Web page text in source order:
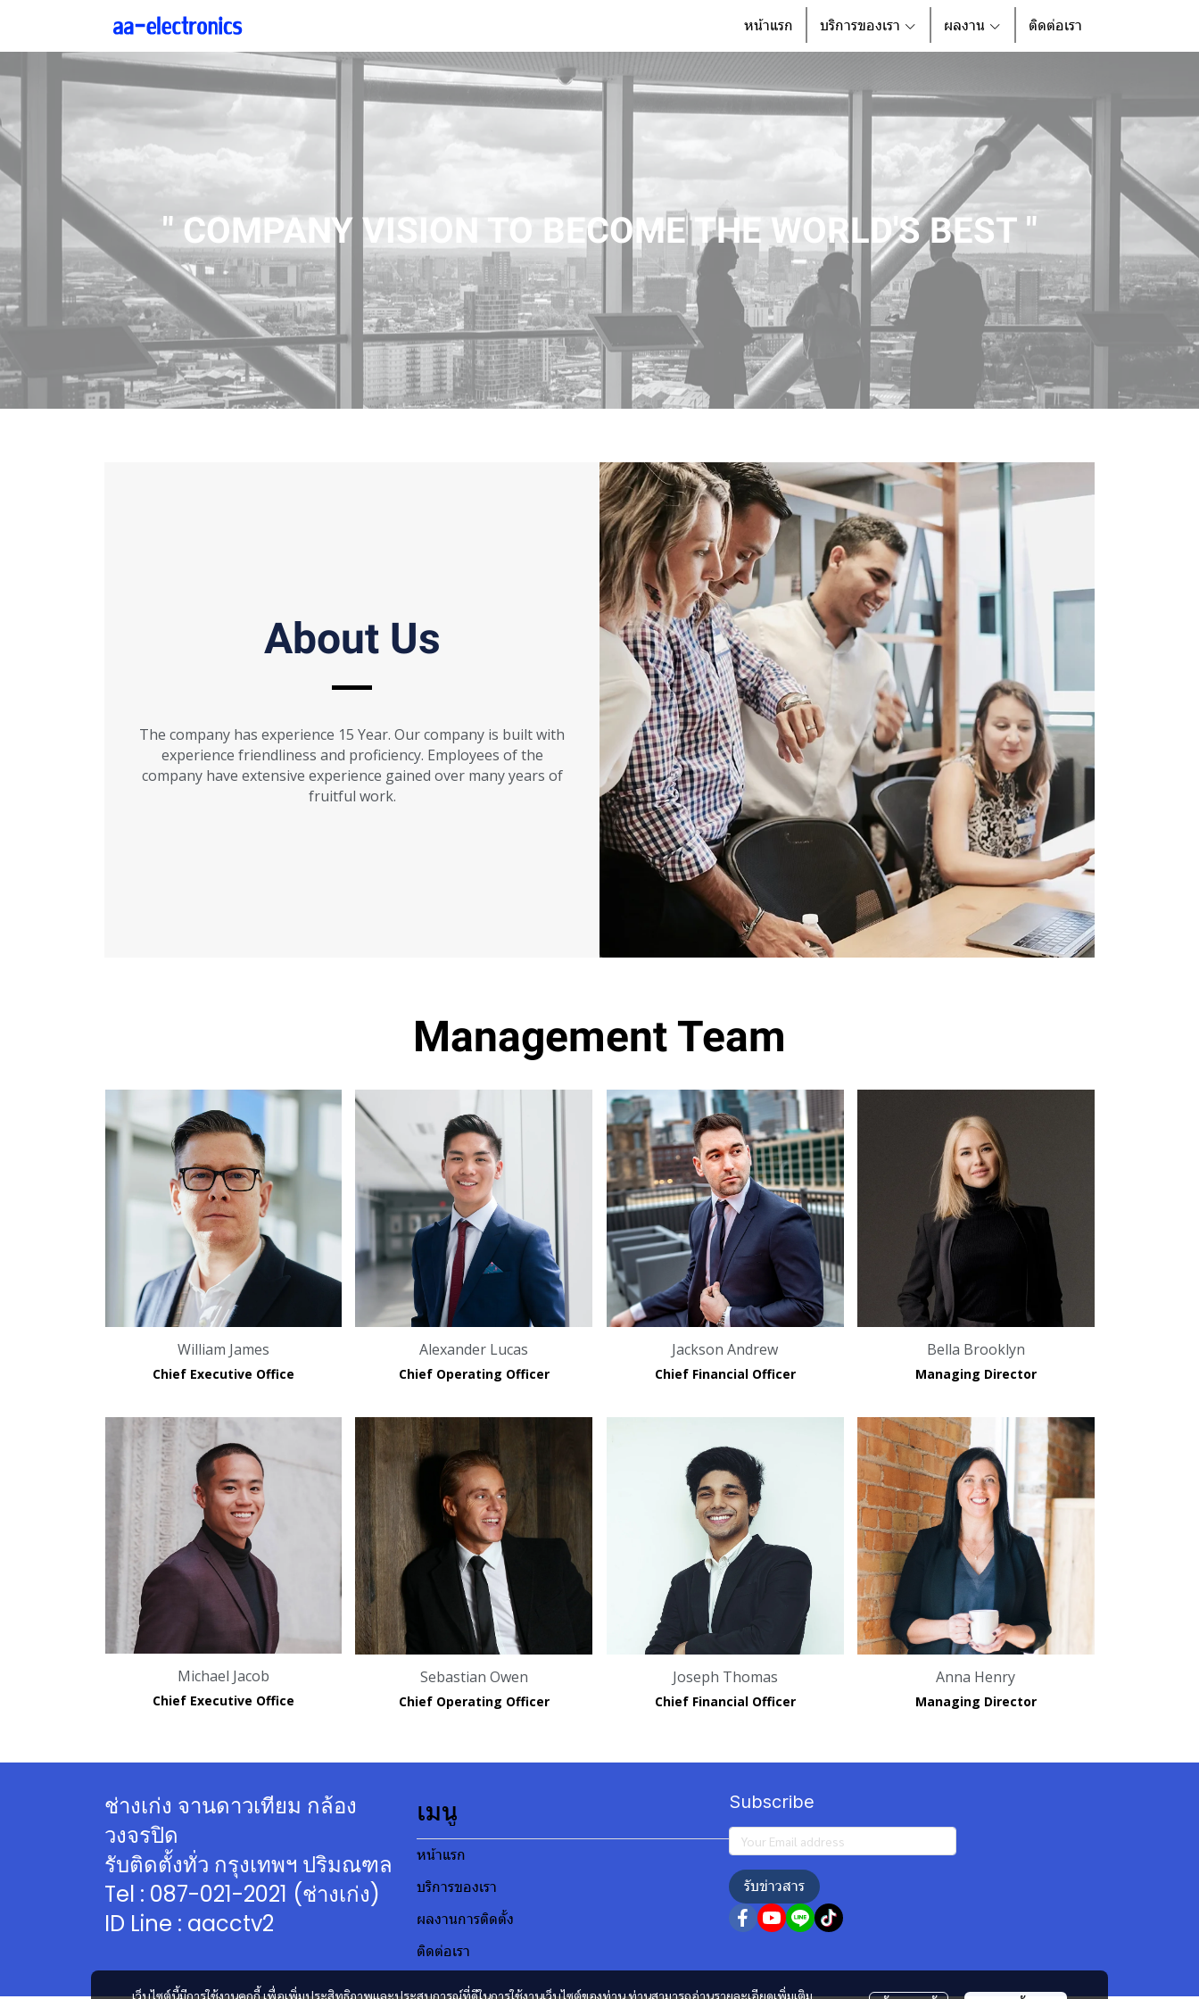
หน้าแรก บริการของเรา ผลงาน ติดต่อเรา
" COMPANY VISION TO BECOME THE WORLD'S BEST "
About Us
The company has experience 15 Year. Our company is built with
experience friendliness and proficiency. Employees of the
company have extensive experience gained over many years of
fruitful work.
Management Team
William James
Chief Executive Office
Alexander Lucas
Chief Operating Officer
Jackson Andrew
Chief Financial Officer
Bella Brooklyn
Managing Director
Michael Jacob
Chief Executive Office
Sebastian Owen
Chief Operating Officer
Joseph Thomas
Chief Financial Officer
Anna Henry
Managing Director
เว็บไซต์นี้มีการใช้งานคุกกี้ เพื่อเพิ่มประสิทธิภาพและประสบการณ์ที่ดีในการใช้งานเว็บไซต์ของท่าน ท่านสามารถอ่านรายละเอียดเพิ่มเติม
ช่างเก่ง จานดาวเทียม กล้อง
วงจรปิด
รับติดตั้งทั่ว กรุงเทพฯ ปริมณฑล
Tel : 087-021-2021 (ช่างเก่ง)
ID Line : aacctv2
เมนู
หน้าแรก
บริการของเรา
ผลงานการติดตั้ง
ติดต่อเรา
Subscribe
รับข่าวสาร